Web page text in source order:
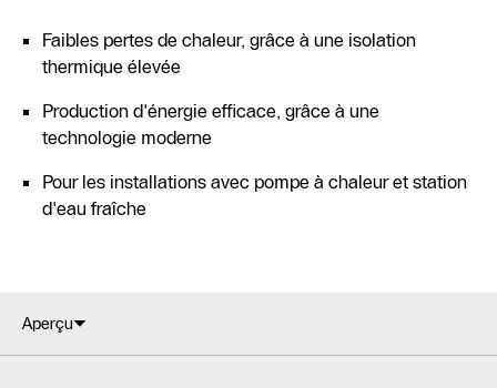
Faibles pertes de chaleur, grâce à une isolation
thermique élevée
Production d'énergie efficace, grâce à une
technologie moderne
Pour les installations avec pompe à chaleur et station
d'eau fraîche
Aperçu